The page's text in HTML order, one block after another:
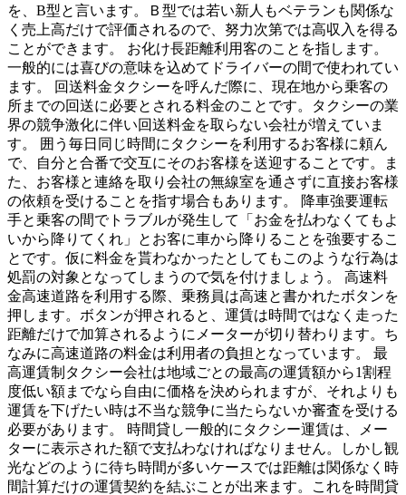
を、B型と言います。Ｂ型では若い新人もベテランも関係な
く売上高だけで評価されるので、努力次第では高収入を得る
ことができます。 お化け長距離利用客のことを指します。
一般的には喜びの意味を込めてドライバーの間で使われてい
ます。 回送料金タクシーを呼んだ際に、現在地から乗客の
所までの回送に必要とされる料金のことです。タクシーの業
界の競争激化に伴い回送料金を取らない会社が増えていま
す。 囲う毎日同じ時間にタクシーを利用するお客様に頼ん
で、自分と合番で交互にそのお客様を送迎することです。ま
た、お客様と連絡を取り会社の無線室を通さずに直接お客様
の依頼を受けることを指す場合もあります。 降車強要運転
手と乗客の間でトラブルが発生して「お金を払わなくてもよ
いから降りてくれ」とお客に車から降りることを強要するこ
とです。仮に料金を貰わなかったとしてもこのような行為は
処罰の対象となってしまうので気を付けましょう。 高速料
金高速道路を利用する際、乗務員は高速と書かれたボタンを
押します。ボタンが押されると、運賃は時間ではなく走った
距離だけで加算されるようにメーターが切り替わります。ち
なみに高速道路の料金は利用者の負担となっています。 最
高運賃制タクシー会社は地域ごとの最高の運賃額から1割程
度低い額までなら自由に価格を決められますが、それよりも
運賃を下げたい時は不当な競争に当たらないか審査を受ける
必要があります。 時間貸し一般的にタクシー運賃は、メー
ターに表示された額で支払わなければなりません。しかし観
光などのように待ち時間が多いケースでは距離は関係なく時
間計算だけの運賃契約を結ぶことが出来ます。これを時間貸